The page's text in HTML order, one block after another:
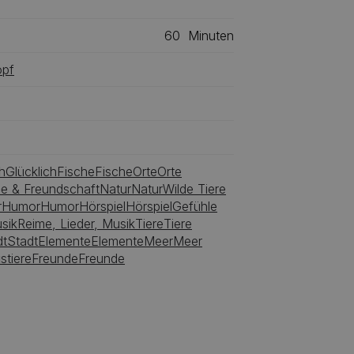
halbwegs vernünftig zu
60 Minuten
GlücklichFischeFischeOrteOrte
& FreundschaftNaturNaturWilde Tiere
HumorHumorHörspielHörspielGefühle
Reime, Lieder, MusikTiereTiere
StadtElementeElementeMeerMeer
FreundeFreunde